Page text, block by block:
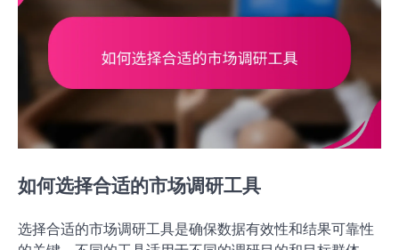
如何选择合适的市场调研工具
选择合适的市场调研工具是确保数据有效性和结果可靠性